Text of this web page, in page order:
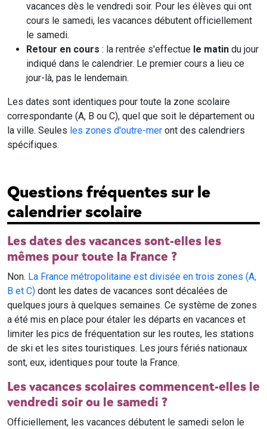
vacances dès le vendredi soir. Pour les élèves qui ont
cours le samedi, les vacances débutent officiellement
le samedi.
Retour en cours : la rentrée s'effectue le matin du jour
indiqué dans le calendrier. Le premier cours a lieu ce
jour-là, pas le lendemain.
Les dates sont identiques pour toute la zone scolaire
correspondante (A, B ou C), quel que soit le département ou
la ville. Seules les zones d'outre-mer ont des calendriers
spécifiques.
Questions fréquentes sur le
calendrier scolaire
Les dates des vacances sont-elles les
mêmes pour toute la France ?
Non. La France métropolitaine est divisée en trois zones (A,
B et C) dont les dates de vacances sont décalées de
quelques jours à quelques semaines. Ce système de zones
a été mis en place pour étaler les départs en vacances et
limiter les pics de fréquentation sur les routes, les stations
de ski et les sites touristiques. Les jours fériés nationaux
sont, eux, identiques pour toute la France.
Les vacances scolaires commencent-elles le
vendredi soir ou le samedi ?
Officiellement, les vacances débutent le samedi selon le